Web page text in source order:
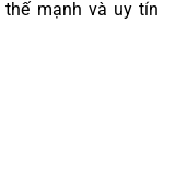
mạnh và uy tín